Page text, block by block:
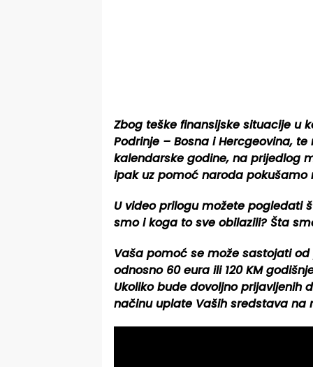
Zbog teške finansijske situacije u
Podrinje – Bosna i Hercgeovina,
kalendarske godine, na prijedlog
ipak uz pomoć naroda pokušamo
U video prilogu možete pogledati
smo i koga to sve obilazili? Šta
Vaša pomoć se može sastojati od
odnosno 60 eura ili 120 KM
Ukoliko bude dovoljno prijavljenih
načinu uplate Vaših sredstava na